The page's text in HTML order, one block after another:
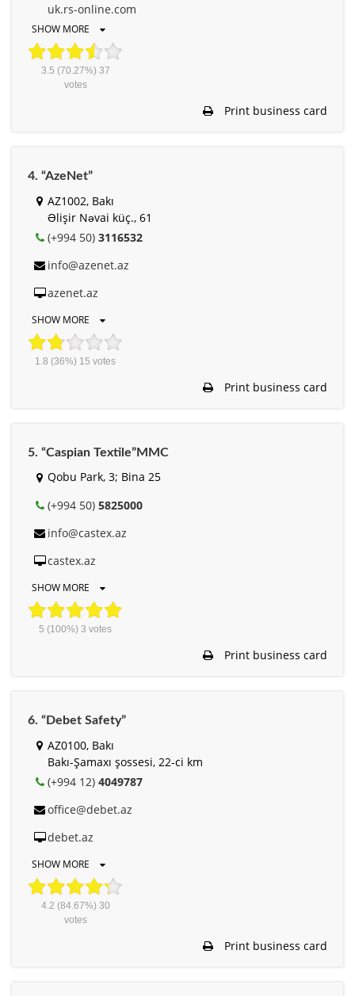
uk.rs-online.com
SHOW MORE
3.5 (70.27%) 37
votes
Print business card
4. “AzeNet”
AZ1002, Bakı
Əlişir Nəvai küç., 61
(+994 50) 3116532
info@azenet.az
azenet.az
SHOW MORE
1.8 (36%) 15 votes
Print business card
5. “Caspian Textile”MMC
Qobu Park, 3; Bina 25
(+994 50) 5825000
info@castex.az
castex.az
SHOW MORE
5 (100%) 3 votes
Print business card
6. “Debet Safety”
AZ0100, Bakı
Bakı-Şamaxı şossesi, 22-ci km
(+994 12) 4049787
office@debet.az
debet.az
SHOW MORE
4.2 (84.67%) 30
votes
Print business card